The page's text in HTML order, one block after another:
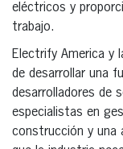
eléctricos y
trabajo.
Electrify America y
de desarrollar una
desarrolladores de
especialistas en
construcción y una